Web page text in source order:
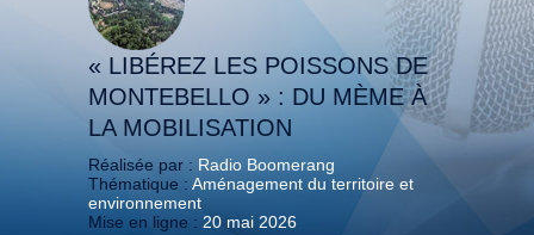
« LIBÉREZ LES POISSONS DE
MONTEBELLO » : DU MÈME À
LA MOBILISATION
Réalisée par : Radio Boomerang
Thématique : Aménagement du territoire et
environnement
Mise en ligne : 20 mai 2026